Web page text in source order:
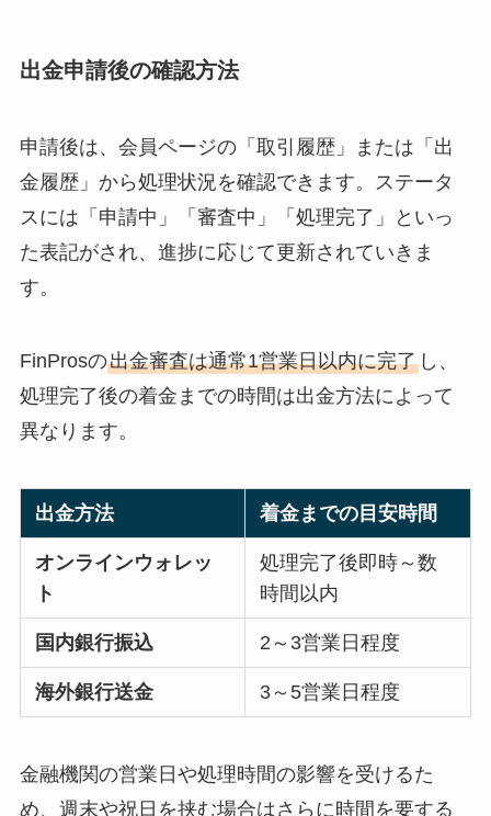
出金申請後の確認方法
申請後は、会員ページの「取引履歴」または「出
金履歴」から処理状況を確認できます。ステータ
スには「申請中」「審査中」「処理完了」といっ
た表記がされ、進捗に応じて更新されていきま
す。
FinProsの出金審査は通常1営業日以内に完了し、
処理完了後の着金までの時間は出金方法によって
異なります。
出金方法 着金までの目安時間
オンラインウォレッ
ト
処理完了後即時～数
時間以内
国内銀行振込 2～3営業日程度
海外銀行送金 3～5営業日程度
金融機関の営業日や処理時間の影響を受けるた
め、週末や祝日を挟む場合はさらに時間を要する